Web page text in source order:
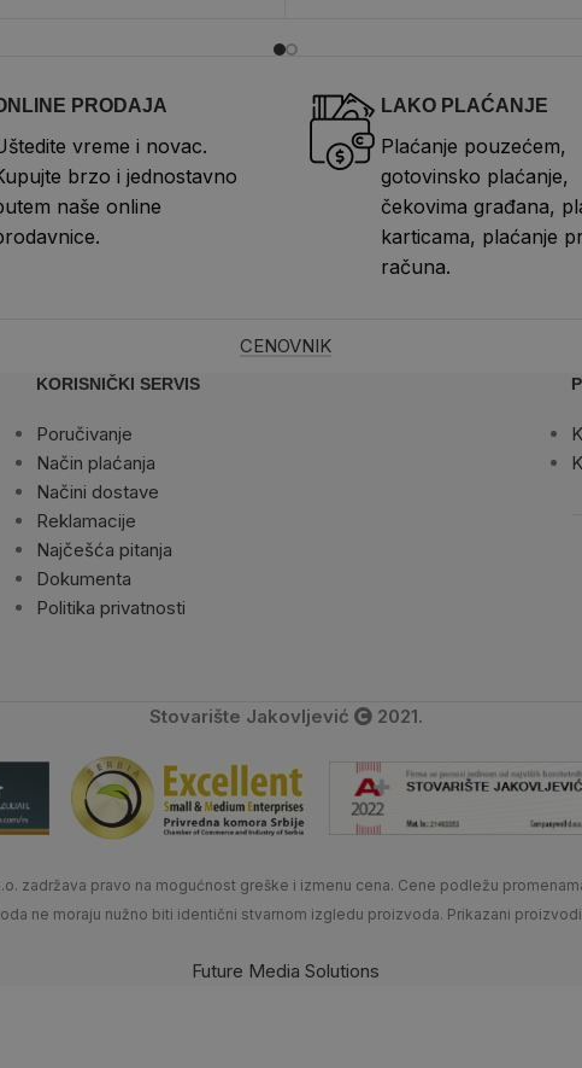
PRODAJA
vreme i novac.
brzo i jednostavno
naše online
LAKO PLAĆANJE
Plaćanje pouzećem,
gotovinsko plaćanje,
čekovima građana,
karticama, plaćanje
računa.
CENOVNIK
KORISNIČKI SERVIS
Poručivanje
Način plaćanja
Načini dostave
Reklamacije
Najčešća pitanja
Dokumenta
Politika privatnosti
Stovarište Jakovljević 2021.
zadržava pravo na mogućnost greške i izmenu cena. Cene podležu
ne moraju nužno biti identični stvarnom izgledu proizvoda. Prikazani
Future Media Solutions